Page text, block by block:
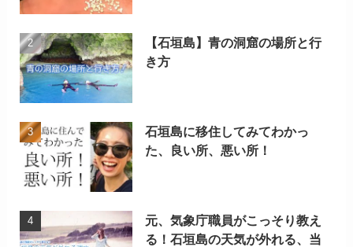
【石垣島】青の洞窟の場所と行
き方
石垣島に移住してみてわかっ
た、良い所、悪い所！
元、気象庁職員がこっそり教え
る！石垣島の天気が外れる、当